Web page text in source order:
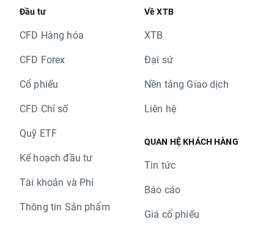
Đầu tư
CFD Hàng hóa
CFD Forex
Cổ phiếu
CFD Chỉ số
Quỹ ETF
Kế hoạch đầu tư
Tài khoản và Phí
Thông tin Sản phẩm
Về XTB
XTB
Đại sứ
Nền tảng Giao dịch
Liên hệ
QUAN HỆ KHÁCH HÀNG
Tin tức
Báo cáo
Giá cổ phiếu